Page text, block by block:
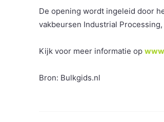
De opening wordt ingeleid door
vakbeursen Industrial
Kijk voor meer informatie op
Bron: Bulkgids.nl